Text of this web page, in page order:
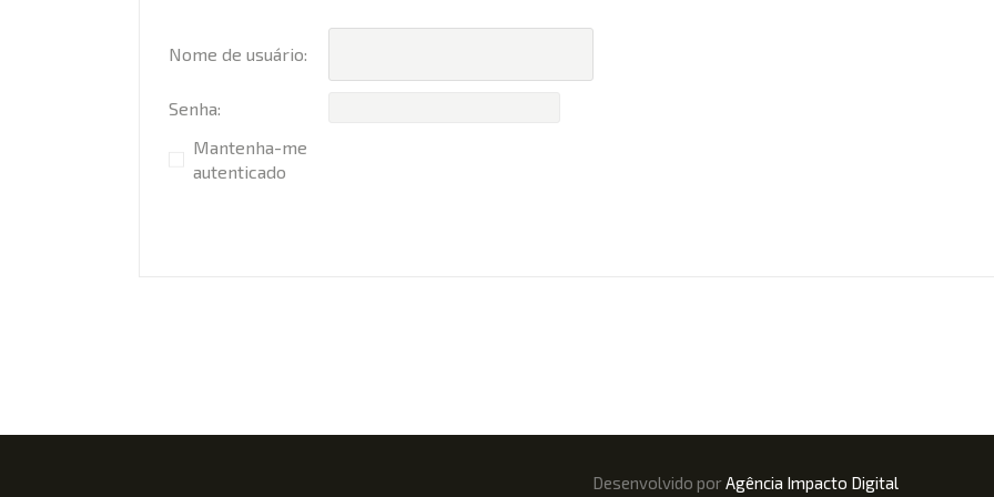
Nome de usuário:
Senha:
Mantenha-me
autenticado
Desenvolvido porAgência Impacto Digital